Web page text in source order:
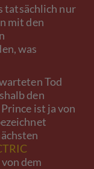
tatsächlich nur
mit den
was
Tod
den
ist ja von
dem